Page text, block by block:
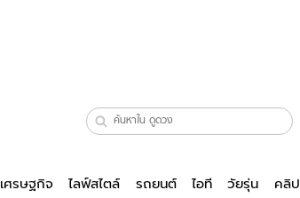
เศรษฐกิจ ไลฟ์สไตล์ รถยนต์ ไอที วัยรุ่น คลิป